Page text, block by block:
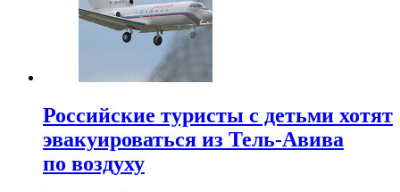
Российские туристы с детьми хотят
эвакуироваться из Тель-Авива
по воздуху